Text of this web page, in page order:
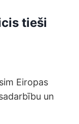
tieši
Eiropas
un